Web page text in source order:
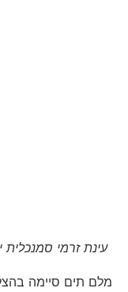
עינת זרמי
מלם תים סיימה